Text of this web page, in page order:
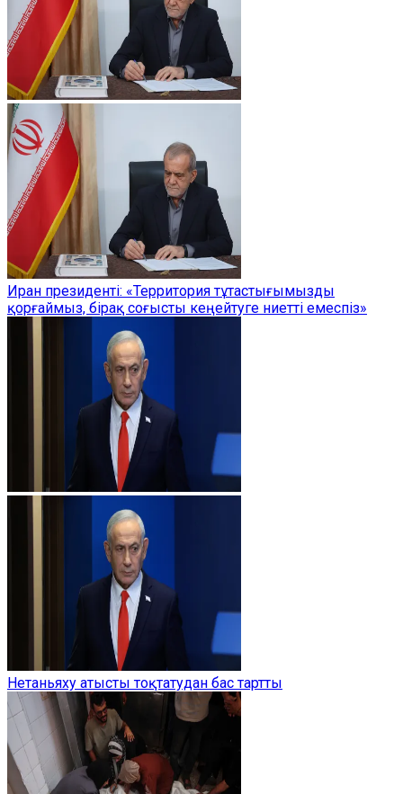
Иран президенті: «Территория тұтастығымызды
қорғаймыз, бірақ соғысты кеңейтуге ниетті емеспіз»
Нетаньяху атысты тоқтатудан бас тартты